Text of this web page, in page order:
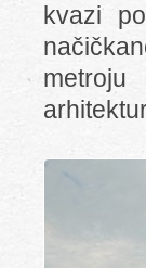
kvazi